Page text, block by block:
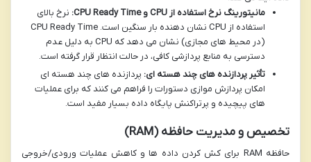
مانیتورینگ نرخ استفاده از CPU و CPU Ready Time:
نرخ بالای
استفاده از CPU نشان دهنده بار سنگین است. CPU Ready Time
(در محیط های مجازی) نشان می دهد که CPU به دلیل عدم
دسترسی به منابع پردازشی کافی، در حالت انتظار قرار گرفته است.
تأثیر پردازنده های چند هسته ای: پردازنده های چند هسته ای
امکان پردازش موازی دستورات را فراهم می کنند که برای عملیات
های پیچیده و پرتراکنش پایگاه داده بسیار مفید است.
تخصیص و مدیریت حافظه (RAM)
حافظه RAM برای کش کردن داده ها و کاهش عملیات ورودی/خروجی